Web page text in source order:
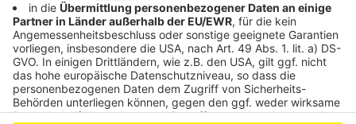
Anzeige
Anzeige